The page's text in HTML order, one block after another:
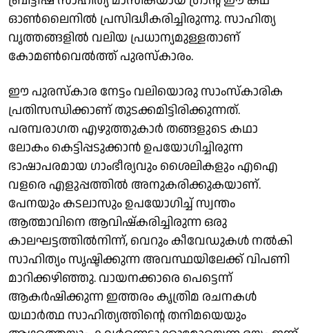
ഓൺലൈനിൽ പ്രസിദ്ധീകരിച്ചിരുന്നു. സാഹിത്യ
വൃത്തങ്ങളിൽ വലിയ പ്രധാന്യമുള്ളതാണ്
കോമൺ‌വെൽത്ത് പുരസ്കാരം.
ഈ പുരസ്‌കാര നേട്ടം വലിയൊരു സാംസ്‌കാരിക
പ്രതിസന്ധിക്കാണ് തുടക്കമിട്ടിരിക്കുന്നത്.
പരമ്പരാഗത എഴുത്തുകാര്‍ തങ്ങളുടെ കഥാ
ലോകം കെട്ടിപ്പടുക്കാന്‍ ഉപയോഗിച്ചിരുന്ന
ഭാഷാപരമായ ഗാംഭീര്യവും ശൈലികളും എഐ
വളരെ എളുപ്പത്തില്‍ അനുകരിക്കുകയാണ്.
പേനയും കടലാസും ഉപയോഗിച്ച് സ്വന്തം
ആത്മാവിനെ ആവിഷ്‌കരിച്ചിരുന്ന ഒരു
കാലഘട്ടത്തില്‍നിന്ന്, വെറും കീവേഡുകള്‍ നല്‍കി
സാഹിത്യം സൃഷ്ടിക്കുന്ന അവസ്ഥയിലേക്ക് വിപണി
മാറിക്കഴിഞ്ഞു. വായനക്കാരെ പെട്ടെന്ന്
ആകര്‍ഷിക്കുന്ന ഇത്തരം കൃത്രിമ രചനകള്‍
യഥാര്‍ത്ഥ സാഹിത്യത്തിന്റെ തനിമയെയും